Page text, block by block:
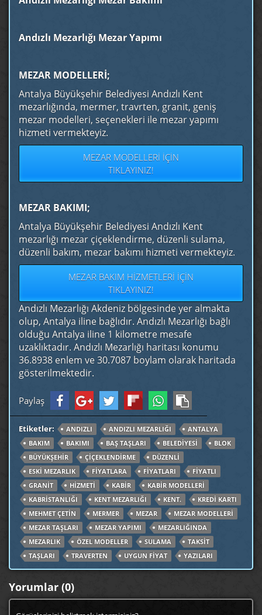
Andızlı Mezarlığı Mezar Yapımı
MEZAR MODELLERİ;
Antalya Büyükşehir Belediyesi Andızlı Kent
mezarlığında, mermer, travrten, granit, geniş
mezar modelleri, seçenekleri ile mezar yapımı
hizmeti vermekteyiz.
MEZAR MODELLERI İÇIN
TIKLAYINIZ!
MEZAR BAKIMI;
Antalya Büyükşehir Belediyesi Andızlı Kent
mezarlığı mezar çiçeklendirme, düzenli sulama,
düzenli bakım, mezar bakımı hizmeti vermekteyiz.
MEZAR BAKIM HIZMETLERI İÇIN
TIKLAYINIZ!
Andızlı Mezarlığı Akdeniz bölgesinde yer almakta
olup, Antalya iline bağlıdır. Andızlı Mezarlığı bağlı
olduğu Antalya iline 1 kilometre mesafe
uzaklıktadır. Andızlı Mezarlığı haritası konumu
36.8938 enlem ve 30.7087 boylam olarak haritada
gösterilmektedir.
Paylaş
Etiketler: ANDIZLI ANDIZLI MEZARLIĞI
ANTALYA
BAKIM
BAKIMI BAŞ TAŞLARI BELEDIYESI
BLOK
BÜYÜKŞEHIR
ÇIÇEKLENDIRME
DÜZENLI
ESKI MEZARLIK
FIYATLARA FIYATLARI
FIYATLI
GRANIT
HIZMETI KABIR
KABIR MODELLERI
KABRISTANLIĞI
KENT MEZARLIĞI KENT.
KREDI KARTI
MEHMET ÇETIN
MERMER MEZAR
MEZAR MODELLERI
MEZAR TAŞLARI
MEZAR YAPIMI
MEZARLIĞINDA
MEZARLIK
ÖZEL MODELLER SULAMA
TAKSIT
TAŞLARI
TRAVERTEN UYGUN FIYAT YAZILARI
Yorumlar (0)